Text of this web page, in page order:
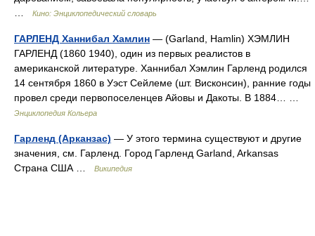
Кино: Энциклопедический словарь
ГАРЛЕНД Ханнибал Хамлин — (Garland, Hamlin) ХЭМЛИН
ГАРЛЕНД (1860 1940), один из первых реалистов в
американской литературе. Ханнибал Хэмлин Гарленд родился
14 сентября 1860 в Уэст Сейлеме (шт. Висконсин), ранние годы
провел среди первопоселенцев Айовы и Дакоты. В 1884… …
Энциклопедия Кольера
Гарленд (Арканзас) — У этого термина существуют и другие
значения, см. Гарленд. Город Гарленд Garland, Arkansas
Страна США …
Википедия